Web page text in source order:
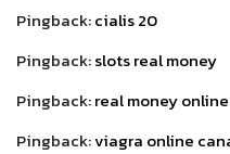
Pingback:cialis 20
Pingback:slots real money
Pingback:real money
Pingback:viagra online